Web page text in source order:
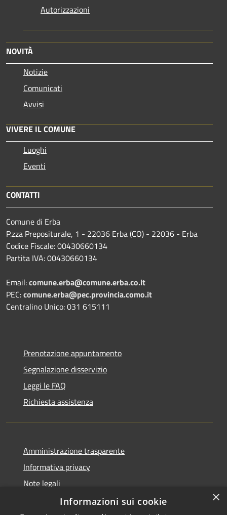
Autorizzazioni
NOVITÀ
Notizie
Comunicati
Avvisi
VIVERE IL COMUNE
Luoghi
Eventi
CONTATTI
Comune di Erba
P.zza Prepositurale, 1 - 22036 Erba (CO) - 22036 - Erba
Codice Fiscale: 00430660134
Partita IVA: 00430660134
Email:comune.erba@comune.erba.co.it
PEC:comune.erba@pec.provincia.como.it
Centralino Unico: 031 615111
Prenotazione appuntamento
Segnalazione disservizio
Leggi le FAQ
Richiesta assistenza
Amministrazione trasparente
Informativa privacy
Note legali
Dichiarazione di accessibilità
×
Informazioni sui cookie